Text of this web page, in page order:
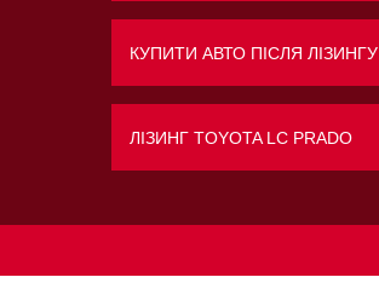
КУПИТИ АВТО ПІСЛЯ ЛІЗИНГУ
ЛІЗИНГ TOYOTA LC PRADO